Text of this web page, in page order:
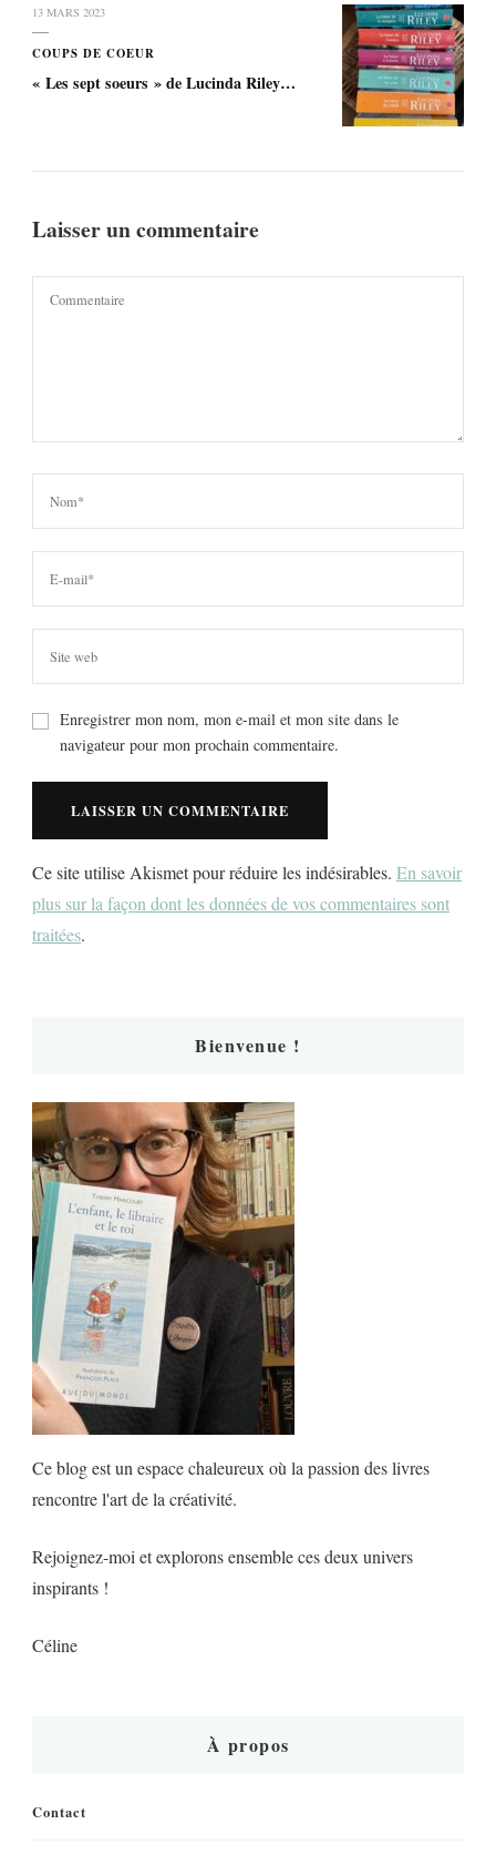
13 MARS 2023
COUPS DE COEUR
« Les sept soeurs » de Lucinda Riley…
Laisser un commentaire
Enregistrer mon nom, mon e-mail et mon site dans le
navigateur pour mon prochain commentaire.
Ce site utilise Akismet pour réduire les indésirables. En savoir
plus sur la façon dont les données de vos commentaires sont
traitées.
Bienvenue !
Ce blog est un espace chaleureux où la passion des livres
rencontre l'art de la créativité.
Rejoignez-moi et explorons ensemble ces deux univers
inspirants !
Céline
À propos
Contact